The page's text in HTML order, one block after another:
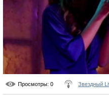
Просмотры: 0 Звездный